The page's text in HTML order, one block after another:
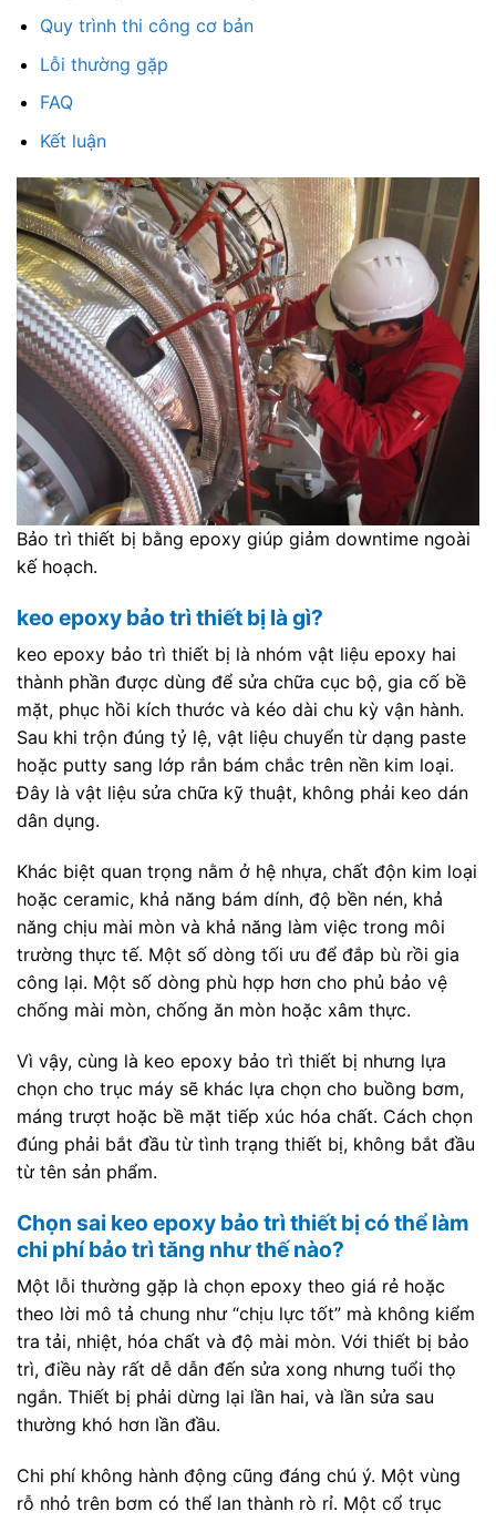
Quy trình thi công cơ bản
Lỗi thường gặp
FAQ
Kết luận
Bảo trì thiết bị bằng epoxy giúp giảm downtime ngoài
kế hoạch.
keo epoxy bảo trì thiết bị là gì?
keo epoxy bảo trì thiết bị là nhóm vật liệu epoxy hai
thành phần được dùng để sửa chữa cục bộ, gia cố bề
mặt, phục hồi kích thước và kéo dài chu kỳ vận hành.
Sau khi trộn đúng tỷ lệ, vật liệu chuyển từ dạng paste
hoặc putty sang lớp rắn bám chắc trên nền kim loại.
Đây là vật liệu sửa chữa kỹ thuật, không phải keo dán
dân dụng.
Khác biệt quan trọng nằm ở hệ nhựa, chất độn kim loại
hoặc ceramic, khả năng bám dính, độ bền nén, khả
năng chịu mài mòn và khả năng làm việc trong môi
trường thực tế. Một số dòng tối ưu để đắp bù rồi gia
công lại. Một số dòng phù hợp hơn cho phủ bảo vệ
chống mài mòn, chống ăn mòn hoặc xâm thực.
Vì vậy, cùng là keo epoxy bảo trì thiết bị nhưng lựa
chọn cho trục máy sẽ khác lựa chọn cho buồng bơm,
máng trượt hoặc bề mặt tiếp xúc hóa chất. Cách chọn
đúng phải bắt đầu từ tình trạng thiết bị, không bắt đầu
từ tên sản phẩm.
Chọn sai keo epoxy bảo trì thiết bị có thể làm
chi phí bảo trì tăng như thế nào?
Một lỗi thường gặp là chọn epoxy theo giá rẻ hoặc
theo lời mô tả chung như “chịu lực tốt” mà không kiểm
tra tải, nhiệt, hóa chất và độ mài mòn. Với thiết bị bảo
trì, điều này rất dễ dẫn đến sửa xong nhưng tuổi thọ
ngắn. Thiết bị phải dừng lại lần hai, và lần sửa sau
thường khó hơn lần đầu.
Chi phí không hành động cũng đáng chú ý. Một vùng
rỗ nhỏ trên bơm có thể lan thành rò rỉ. Một cổ trục